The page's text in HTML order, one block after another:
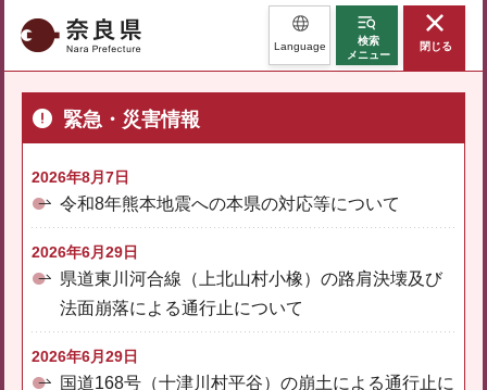
奈良県 Language
検索
メニュー
閉じる
緊急・災害情報
2026年8月7日
令和8年熊本地震への本県の対応等について
2026年6月29日
県道東川河合線（上北山村小橡）の路肩決壊及び
法面崩落による通行止について
2026年6月29日
国道168号（十津川村平谷）の崩土による通行止に